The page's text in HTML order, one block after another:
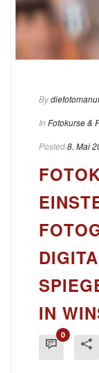
By
In Fotokurse &
Posted8. Mai
IN
0